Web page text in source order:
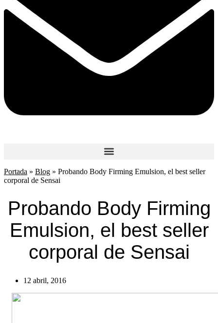
Portada » Blog » Probando Body Firming Emulsion, el best seller
corporal de Sensai
Probando Body Firming
Emulsion, el best seller
corporal de Sensai
12 abril, 2016